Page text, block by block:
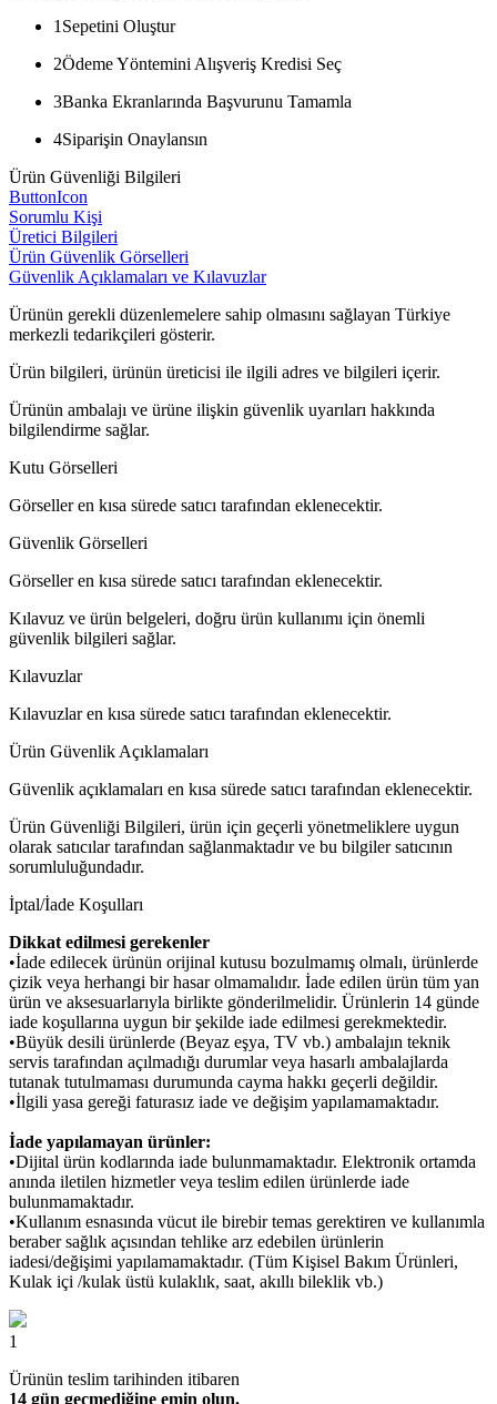
1 Sepetini Oluştur
2Ödeme Yöntemini Alışveriş Kredisi Seç
3Banka Ekranlarında Başvurunu Tamamla
4Siparişin Onaylansın
Ürün Güvenliği Bilgileri
ButtonIcon
Sorumlu Kişi
Üretici Bilgileri
Ürün Güvenlik Görselleri
Güvenlik Açıklamaları ve Kılavuzlar
Ürünün gerekli düzenlemelere sahip olmasını sağlayan Türkiye
merkezli tedarikçileri gösterir.
Ürün bilgileri, ürünün üreticisi ile ilgili adres ve bilgileri içerir.
Ürünün ambalajı ve ürüne ilişkin güvenlik uyarıları hakkında
bilgilendirme sağlar.
Kutu Görselleri
Görseller en kısa sürede satıcı tarafından eklenecektir.
Güvenlik Görselleri
Görseller en kısa sürede satıcı tarafından eklenecektir.
Kılavuz ve ürün belgeleri, doğru ürün kullanımı için önemli
güvenlik bilgileri sağlar.
Kılavuzlar
Kılavuzlar en kısa sürede satıcı tarafından eklenecektir.
Ürün Güvenlik Açıklamaları
Güvenlik açıklamaları en kısa sürede satıcı tarafından eklenecektir.
Ürün Güvenliği Bilgileri, ürün için geçerli yönetmeliklere uygun
olarak satıcılar tarafından sağlanmaktadır ve bu bilgiler satıcının
sorumluluğundadır.
İptal/İade Koşulları
Dikkat edilmesi gerekenler
•İade edilecek ürünün orijinal kutusu bozulmamış olmalı, ürünlerde
çizik veya herhangi bir hasar olmamalıdır. İade edilen ürün tüm yan
ürün ve aksesuarlarıyla birlikte gönderilmelidir. Ürünlerin 14 günde
iade koşullarına uygun bir şekilde iade edilmesi gerekmektedir.
•Büyük desili ürünlerde (Beyaz eşya, TV vb.) ambalajın teknik
servis tarafından açılmadığı durumlar veya hasarlı ambalajlarda
tutanak tutulmaması durumunda cayma hakkı geçerli değildir.
•İlgili yasa gereği faturasız iade ve değişim yapılamamaktadır.
İade yapılamayan ürünler:
•Dijital ürün kodlarında iade bulunmamaktadır. Elektronik ortamda
anında iletilen hizmetler veya teslim edilen ürünlerde iade
bulunmamaktadır.
•Kullanım esnasında vücut ile birebir temas gerektiren ve kullanımla
beraber sağlık açısından tehlike arz edebilen ürünlerin
iadesi/değişimi yapılamamaktadır. (Tüm Kişisel Bakım Ürünleri,
Kulak içi /kulak üstü kulaklık, saat, akıllı bileklik vb.)
1
Ürünün teslim tarihinden itibaren
14 gün geçmediğine emin olun.